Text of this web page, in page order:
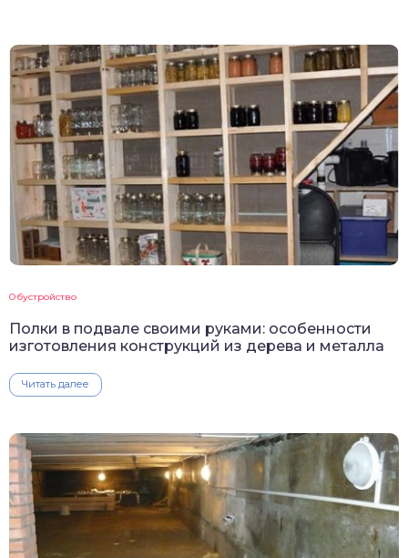
Обустройство
Полки в подвале своими руками: особенности
изготовления конструкций из дерева и металла
Читать далее